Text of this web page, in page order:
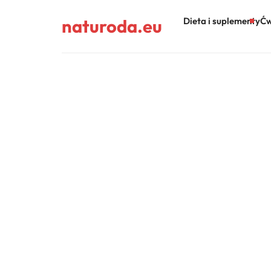
naturoda.eu Dieta i suplementy